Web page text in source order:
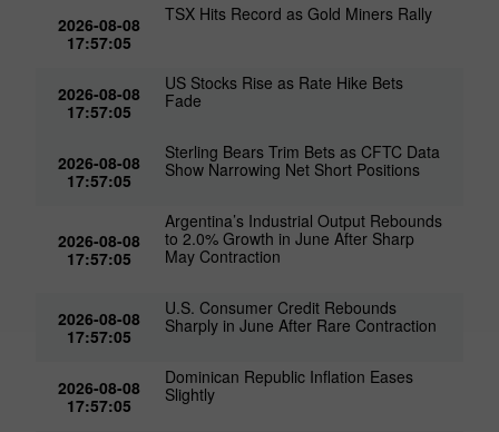
2026-08-08
17:57:05
TSX Hits Record as Gold Miners Rally
2026-08-08
17:57:05
US Stocks Rise as Rate Hike Bets
Fade
2026-08-08
17:57:05
Sterling Bears Trim Bets as CFTC Data
Show Narrowing Net Short Positions
2026-08-08
17:57:05
Argentina’s Industrial Output Rebounds
to 2.0% Growth in June After Sharp
May Contraction
2026-08-08
17:57:05
U.S. Consumer Credit Rebounds
Sharply in June After Rare Contraction
2026-08-08
17:57:05
Dominican Republic Inflation Eases
Slightly